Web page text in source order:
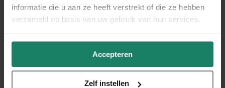
informatie die u aan ze heeft verstrekt of die ze hebben
verzameld op basis van uw gebruik van hun services.
Accepteren
Zelf instellen